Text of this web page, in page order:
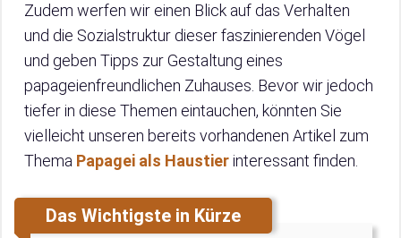
Zudem werfen wir einen Blick auf das Verhalten
und die Sozialstruktur dieser faszinierenden Vögel
und geben Tipps zur Gestaltung eines
papageienfreundlichen Zuhauses. Bevor wir jedoch
tiefer in diese Themen eintauchen, könnten Sie
vielleicht unseren bereits vorhandenen Artikel zum
Thema Papagei als Haustierinteressant finden.
Das Wichtigste in Kürze